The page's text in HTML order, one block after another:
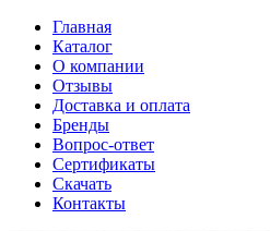
Главная
Каталог
О компании
Отзывы
Доставка и оплата
Бренды
Вопрос-ответ
Сертификаты
Скачать
Контакты